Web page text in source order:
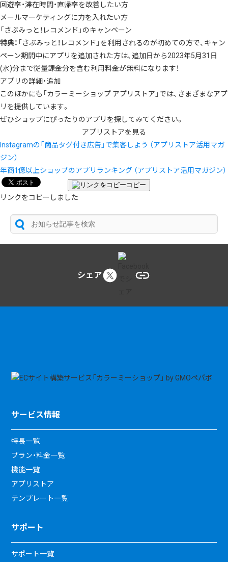
回遊率・滞在時間・直帰率を改善したい方
メールマーケティングに力を入れたい方
「さぶみっと！レコメンド」のキャンペーン
特典： 「さぶみっと！レコメンド」を利用されるのが初めての方で、キャン
ペーン期間中にアプリを追加された方は、追加日から2023年5月31日
(水)分まで従量課金分を含む利用料金が無料になります！
アプリの詳細・追加
このほかにも「カラーミーショップ アプリストア」では、さまざまなアプ
リを提供しています。
ぜひショップにぴったりのアプリを探してみてください。
アプリストアを見る
Instagramの「商品タグ付き広告」で集客しよう （アプリストア活用マガ
ジン）
年商1億以上ショップのアプリランキング （アプリストア活用マガジン）
コピー
リンクをコピーしました
シェア
サービス情報
特長一覧
プラン・料金一覧
機能一覧
アプリストア
テンプレート一覧
サポート
サポート一覧